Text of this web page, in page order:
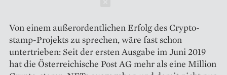
Von einem außerordentlichen Erfolg des Crypto-
stamp-Projekts zu sprechen, wäre fast schon
untertrieben: Seit der ersten Ausgabe im Juni 2019
hat die Österreichische Post AG mehr als eine Million